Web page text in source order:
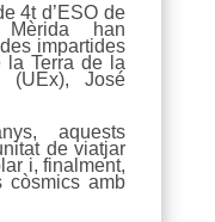
4t d’ESO de
Mèrida han
impartides
la Terra de la
(UEx), José
aquests
de viatjar
i, finalment,
còsmics amb